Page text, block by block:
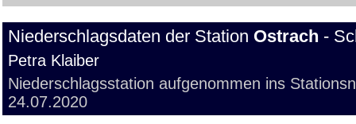
Niederschlagsdaten der Station Ostrach -
Petra Klaiber
Niederschlagsstation aufgenommen ins
24.07.2020